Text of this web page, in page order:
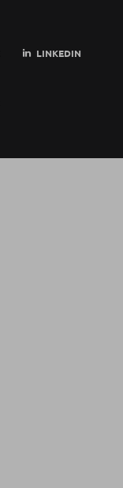
LINKEDIN